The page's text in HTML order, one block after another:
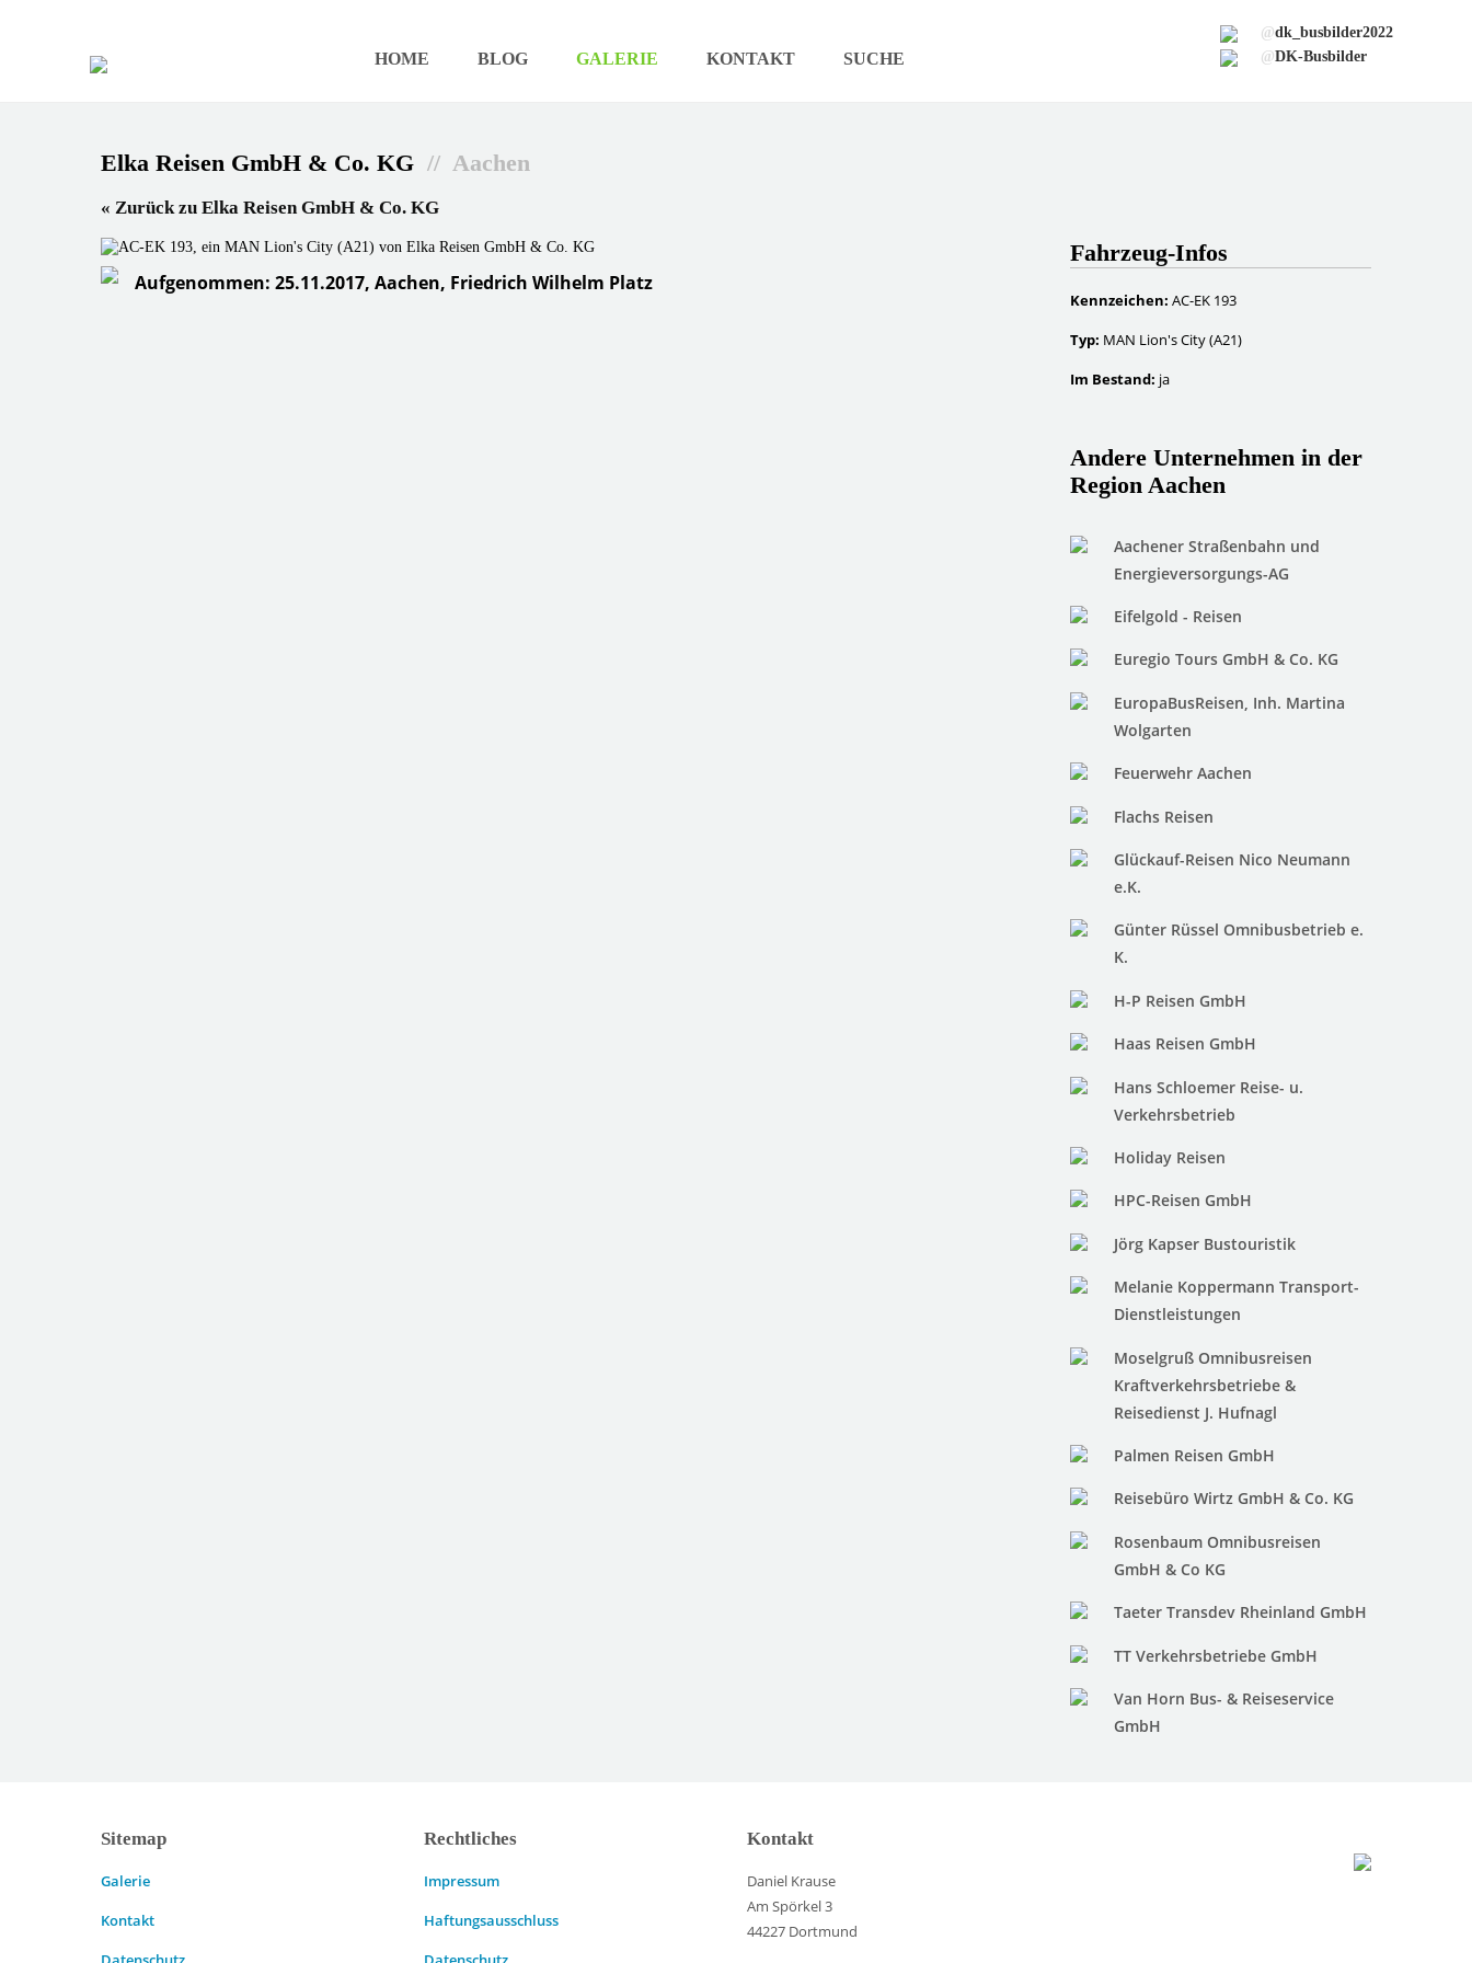
HOME BLOG GALERIE KONTAKT SUCHE
@dk_busbilder2022
@DK-Busbilder
Elka Reisen GmbH & Co. KG // Aachen
« Zurück zu Elka Reisen GmbH & Co. KG
Aufgenommen: 25.11.2017, Aachen, Friedrich Wilhelm Platz
Fahrzeug-Infos
Kennzeichen: AC-EK 193
Typ: MAN Lion's City (A21)
Im Bestand: ja
Andere Unternehmen in der
Region Aachen
Aachener Straßenbahn und
Energieversorgungs-AG
Eifelgold - Reisen
Euregio Tours GmbH & Co. KG
EuropaBusReisen, Inh. Martina
Wolgarten
Feuerwehr Aachen
Flachs Reisen
Glückauf-Reisen Nico Neumann
e.K.
Günter Rüssel Omnibusbetrieb e.
K.
H-P Reisen GmbH
Haas Reisen GmbH
Hans Schloemer Reise- u.
Verkehrsbetrieb
Holiday Reisen
HPC-Reisen GmbH
Jörg Kapser Bustouristik
Melanie Koppermann Transport-
Dienstleistungen
Moselgruß Omnibusreisen
Kraftverkehrsbetriebe &
Reisedienst J. Hufnagl
Palmen Reisen GmbH
Reisebüro Wirtz GmbH & Co. KG
Rosenbaum Omnibusreisen
GmbH & Co KG
Taeter Transdev Rheinland GmbH
TT Verkehrsbetriebe GmbH
Van Horn Bus- & Reiseservice
GmbH
Sitemap
Galerie
Kontakt
Rechtliches
Impressum
Haftungsausschluss
Kontakt
Daniel Krause
Am Spörkel 3
44227 Dortmund